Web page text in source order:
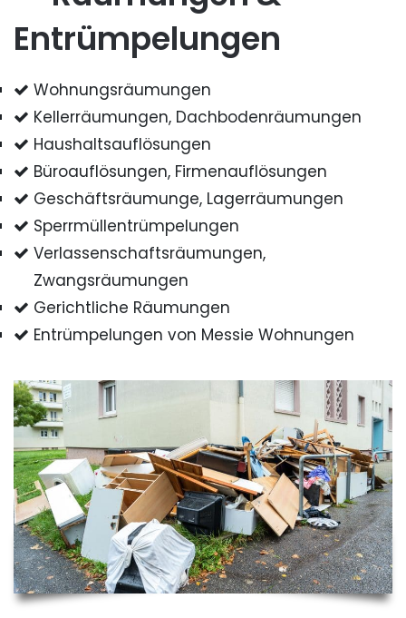
Entrümpelungen
Wohnungsräumungen
Kellerräumungen, Dachbodenräumungen
Haushaltsauflösungen
Büroauflösungen, Firmenauflösungen
Geschäftsräumunge, Lagerräumungen
Sperrmüllentrümpelungen
Verlassenschaftsräumungen,
Zwangsräumungen
Gerichtliche Räumungen
Entrümpelungen von Messie Wohnungen